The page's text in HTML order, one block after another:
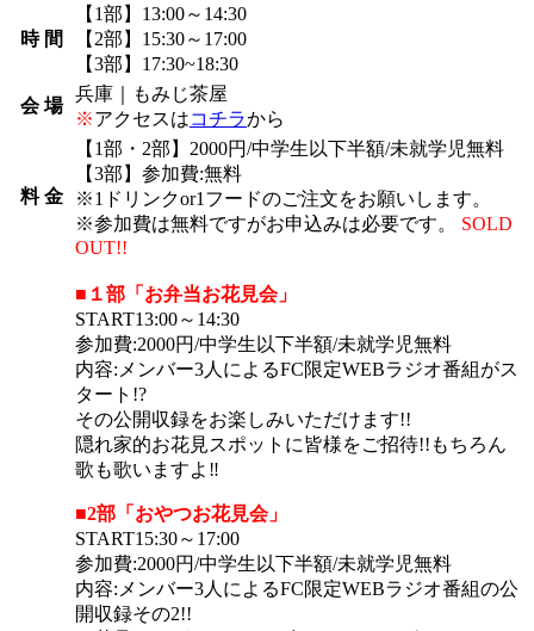
時 間
【1部】13:00～14:30
【2部】15:30～17:00
【3部】17:30~18:30
会 場
兵庫｜もみじ茶屋
※アクセスはコチラから
料 金
【1部・2部】2000円/中学生以下半額/未就学児無料
【3部】参加費:無料
※1ドリンクor1フードのご注文をお願いします。
※参加費は無料ですがお申込みは必要です。 SOLD
OUT!!
■１部「お弁当お花見会」
START13:00～14:30
参加費:2000円/中学生以下半額/未就学児無料
内容:メンバー3人によるFC限定WEBラジオ番組がス
タート!?
その公開収録をお楽しみいただけます!!
隠れ家的お花見スポットに皆様をご招待!!もちろん
歌も歌いますよ‼
■2部「おやつお花見会」
START15:30～17:00
参加費:2000円/中学生以下半額/未就学児無料
内容:メンバー3人によるFC限定WEBラジオ番組の公
開収録その2!!